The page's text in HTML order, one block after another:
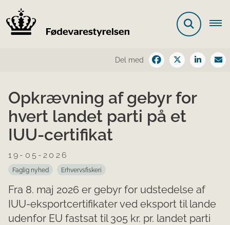
Del med
Opkrævning af gebyr for
hvert landet parti på et
IUU-certifikat
19-05-2026
Faglig nyhed Erhvervsfiskeri
Fra 8. maj 2026 er gebyr for udstedelse af
IUU-eksportcertifikater ved eksport til lande
udenfor EU fastsat til 305 kr. pr. landet parti